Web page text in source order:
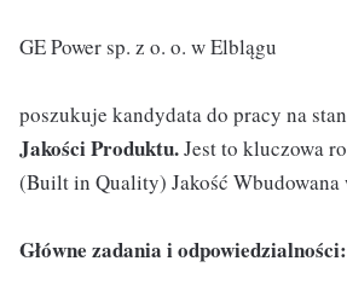
GE Power sp. z o. o. w Elblągu
poszukuje kandydata do pracy na
Jakości Produktu.Jest to kluczowa
(Built in Quality) Jakość Wbudowana
Główne zadania i odpowiedzialności: